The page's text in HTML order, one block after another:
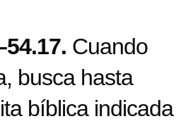
Cuando
busca hasta
bíblica indicada